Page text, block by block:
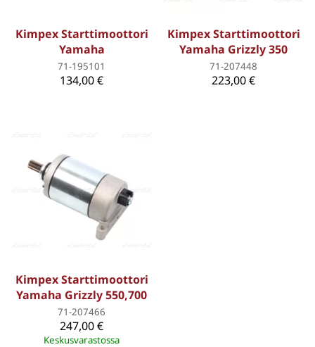
Kimpex Starttimoottori
Yamaha
71-195101
134,00 €
Kimpex Starttimoottori
Yamaha Grizzly 350
71-207448
223,00 €
Kimpex Starttimoottori
Yamaha Grizzly 550,700
71-207466
247,00 €
Keskusvarastossa